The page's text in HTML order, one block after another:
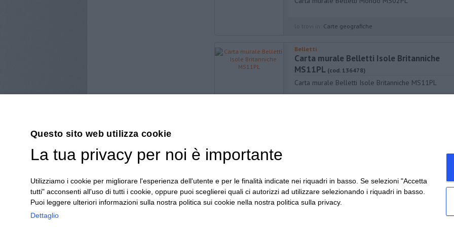
Carte geografiche
Belletti
Carta murale Belletti Isole Britanniche
MS11PL (cod. 136478)
Carta murale Belletti Isole Britanniche MS11PL
BCR UFFICIO s.a.s.- P.iva: 03443700046
12100 / Cuneo / IT
tel:0171.693058
mail:info@cartoleriaghibaudo.it
Questo sito web utilizza cookie
La tua privacy per noi è importante
Utilizziamo i cookie per migliorare l'esperienza dell'utente e per le finalità indicate nei riquadri in basso. Se selezioni "Accetta
tutti" acconsenti all'uso di tutti i cookie, oppure puoi sceglierei quali ci autorizzi ad utilizzare selezionando i riquadri in basso.
Puoi leggere ulteriori informazioni sulla nostra politica sui cookie nella nostra politica sulla privacy.
Dettaglio